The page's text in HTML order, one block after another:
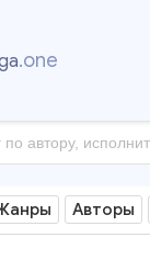
.one
Авторы